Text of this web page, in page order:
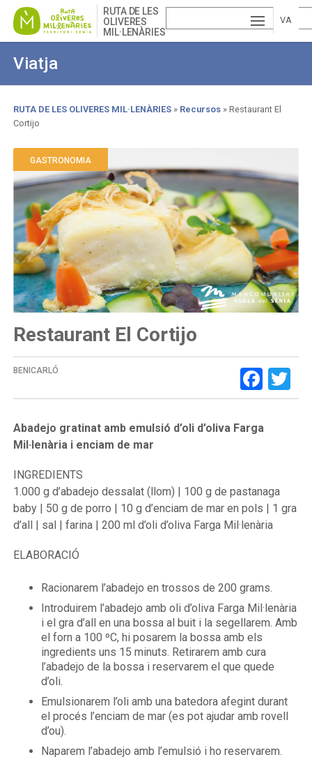
Skip
main
RUTA DE LES
OLIVERES
MIL·LENÀRIES
VA
Viatja
Breadcrumb
RUTA DE LES OLIVERES MIL·LENÀRIES Recursos
Restaurant El
Cortijo
GASTRONOMIA
Restaurant El Cortijo
BENICARLÓ
Abadejo gratinat amb emulsió d’oli d’oliva Farga
Mil·lenària i enciam de mar
INGREDIENTS
1.000 g d’abadejo dessalat (llom) | 100 g de pastanaga
baby | 50 g de porro | 10 g d’enciam de mar en pols | 1 gra
d’all | sal | farina | 200 ml d’oli d’oliva Farga Mil·lenària
ELABORACIÓ
Racionarem l’abadejo en trossos de 200 grams.
Introduirem l’abadejo amb oli d’oliva Farga Mil·lenària
i el gra d’all en una bossa al buit i la segellarem. Amb
el forn a 100 ºC, hi posarem la bossa amb els
ingredients uns 15 minuts. Retirarem amb cura
l’abadejo de la bossa i reservarem el que quede
d’oli.
Emulsionarem l’oli amb una batedora afegint durant
el procés l’enciam de mar (es pot ajudar amb rovell
d’ou).
Naparem l’abadejo amb l’emulsió i ho reservarem.